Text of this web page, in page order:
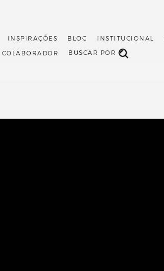
INSPIRAÇÕES BLOG INSTITUCIONAL
BUSCAR POR